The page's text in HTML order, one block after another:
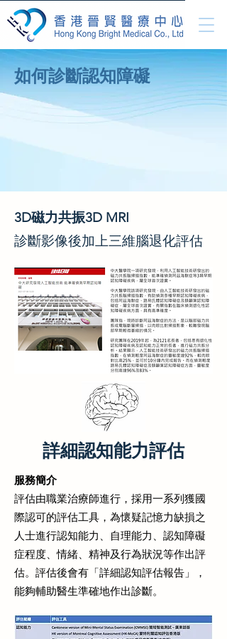
如何診斷認知障礙
3D磁力共振3D MRI
診斷影像後加上三維腦退化評估
詳細認知能力評估
服務簡介
評估由職業治療師進行，採用一系列獲國
際認可的評估工具，為懷疑記憶力缺損之
人士進行認知能力、自理能力、認知障礙
症程度、情緒、精神及行為狀況等作出評
估。評估後會有「詳細認知評估報告」，
能夠輔助醫生準確地作出診斷。